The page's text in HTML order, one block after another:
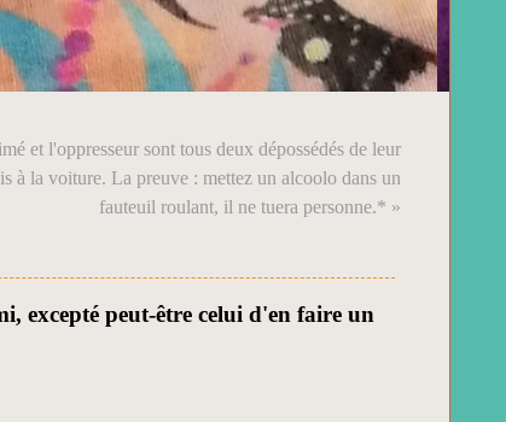
et l'oppresseur sont tous deux dépossédés de leur
à la voiture. La preuve : mettez un alcoolo dans un
fauteuil roulant, il ne tuera personne.* »
excepté peut-être celui d'en faire un